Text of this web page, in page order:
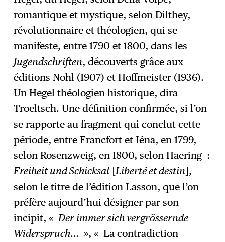
romantique et mystique, selon Dilthey,
révolutionnaire et théologien, qui se
manifeste, entre 1790 et 1800, dans les
Jugendschriften, découverts grâce aux
éditions Nohl (1907) et Hoffmeister (1936).
Un Hegel théologien historique, dira
Troeltsch. Une définition confirmée, si l’on
se rapporte au fragment qui conclut cette
période, entre Francfort et Iéna, en 1799,
selon Rosenzweig, en 1800, selon Haering :
Freiheit und Schicksal [Liberté et destin],
selon le titre de l’édition Lasson, que l’on
préfère aujourd’hui désigner par son
incipit, «Der immer sich vergrössernde
Widerspruch… », « La contradiction